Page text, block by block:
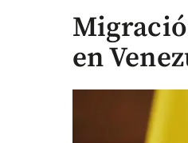
en